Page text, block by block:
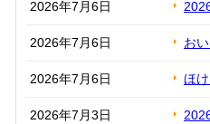
2026年7月6日
2026年7月6日 お
2026年7月6日 ほ
2026年7月3日